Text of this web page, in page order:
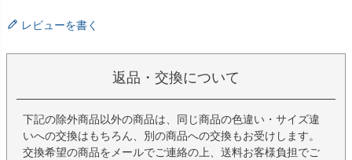
レビューを書く
返品・交換について
下記の除外商品以外の商品は、同じ商品の色違い・サイズ違
いへの交換はもちろん、別の商品への交換もお受けします。
交換希望の商品をメールでご連絡の上、送料お客様負担でご